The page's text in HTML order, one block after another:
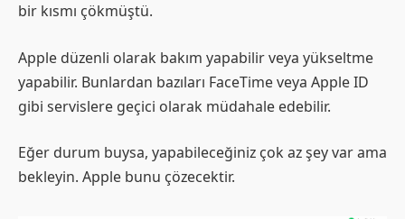
bir kısmı çökmüştü.
Apple düzenli olarak bakım yapabilir veya yükseltme
yapabilir. Bunlardan bazıları FaceTime veya Apple ID
gibi servislere geçici olarak müdahale edebilir.
Eğer durum buysa, yapabileceğiniz çok az şey var ama
bekleyin. Apple bunu çözecektir.